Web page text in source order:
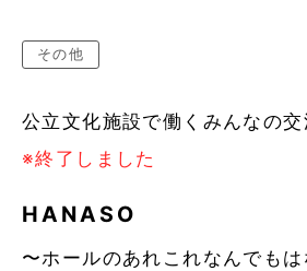
その他
公立文化施設で働くみんなの交
※終了しました
HANASO
〜ホールのあれこれなんでもは